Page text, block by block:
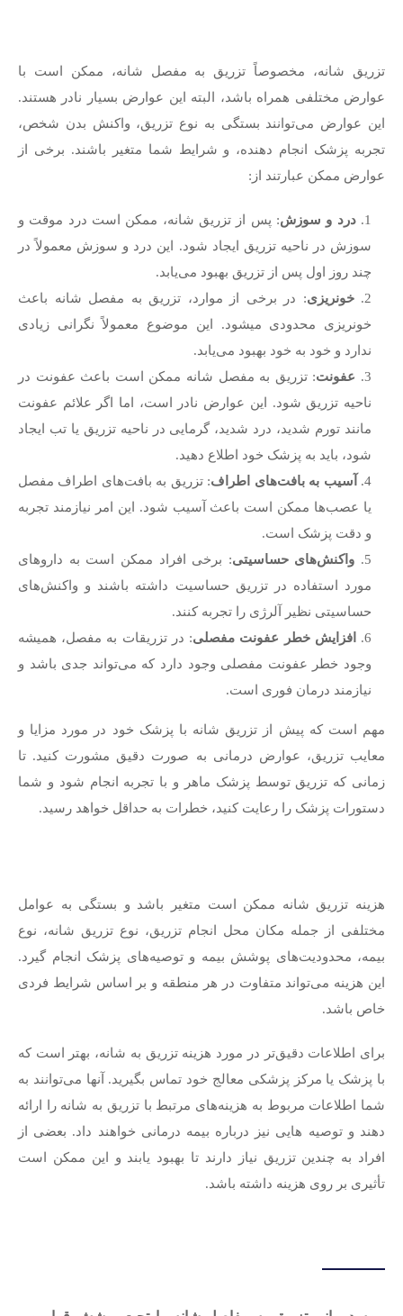
تزریق شانه، مخصوصاً تزریق به مفصل شانه، ممکن است با
عوارض مختلفی همراه باشد، البته این عوارض بسیار نادر هستند.
این عوارض می‌توانند بستگی به نوع تزریق، واکنش بدن شخص،
تجربه پزشک انجام دهنده، و شرایط شما متغیر باشند. برخی از
عوارض ممکن عبارتند از:
درد و سوزش : پس از تزریق شانه، ممکن است درد موقت و
سوزش در ناحیه تزریق ایجاد شود. این درد و سوزش معمولاً در
چند روز اول پس از تزریق بهبود می‌یابد.
خونریزی: در برخی از موارد، تزریق به مفصل شانه باعث
خونریزی محدودی میشود. این موضوع معمولاً نگرانی زیادی
ندارد و خود به خود بهبود می‌یابد.
عفونت: تزریق به مفصل شانه ممکن است باعث عفونت در
ناحیه تزریق شود. این عوارض نادر است، اما اگر علائم عفونت
مانند تورم شدید، درد شدید، گرمایی در ناحیه تزریق یا تب ایجاد
شود، باید به پزشک خود اطلاع دهید.
آسیب به بافت‌های اطراف : تزریق به بافت‌های اطراف مفصل
یا عصب‌ها ممکن است باعث آسیب شود. این امر نیازمند تجربه
و دقت پزشک است.
واکنش‌های حساسیتی: برخی افراد ممکن است به داروهای
مورد استفاده در تزریق حساسیت داشته باشند و واکنش‌های
حساسیتی نظیر آلرژی را تجربه کنند.
افزایش خطر عفونت مفصلی: در تزریقات به مفصل، همیشه
وجود خطر عفونت مفصلی وجود دارد که می‌تواند جدی باشد و
نیازمند درمان فوری است.
مهم است که پیش از تزریق شانه با پزشک خود در مورد مزایا و
معایب تزریق، عوارض درمانی به صورت دقیق مشورت کنید. تا
زمانی که تزریق توسط پزشک ماهر و با تجربه انجام شود و شما
دستورات پزشک را رعایت کنید، خطرات به حداقل خواهد رسید.
هزینه تزریق شانه ممکن است متغیر باشد و بستگی به عوامل
مختلفی از جمله مکان محل انجام تزریق، نوع تزریق شانه، نوع
بیمه، محدودیت‌های پوشش بیمه و توصیه‌های پزشک انجام گیرد.
این هزینه می‌تواند متفاوت در هر منطقه و بر اساس شرایط فردی
خاص باشد.
برای اطلاعات دقیق‌تر در مورد هزینه تزریق به شانه، بهتر است که
با پزشک یا مرکز پزشکی معالج خود تماس بگیرید. آنها می‌توانند به
شما اطلاعات مربوط به هزینه‌های مرتبط با تزریق به شانه را ارائه
دهند و توصیه هایی نیز درباره بیمه درمانی خواهند داد. بعضی از
افراد به چندین تزریق نیاز دارند تا بهبود یابند و این ممکن است
تأثیری بر روی هزینه داشته باشد.